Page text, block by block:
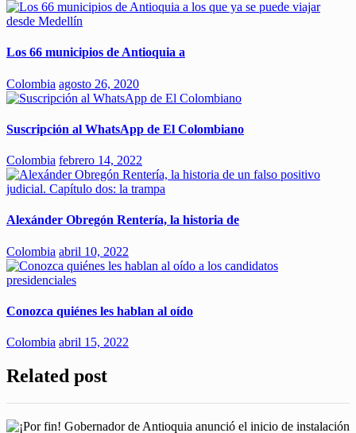
Los 66 municipios de Antioquia a
Colombia agosto 26, 2020
Suscripción al WhatsApp de El Colombiano
Colombia febrero 14, 2022
Alexánder Obregón Rentería, la historia de
Colombia abril 10, 2022
Conozca quiénes les hablan al oído
Colombia abril 15, 2022
Related post